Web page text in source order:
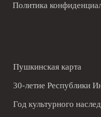
Политика
Пушкинская карта
30-летие Республики
Год культурного